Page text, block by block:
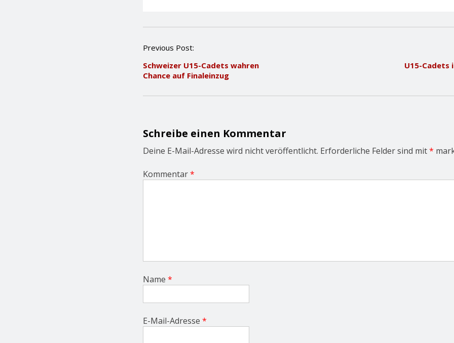
P
s
t
a
g
a
t
n
Previous Post:
Schweizer U15-Cadets wahren
Chance auf Finaleinzug
U15-Cadets
Schreibe einen Kommentar
Deine E-Mail-Adresse wird nicht veröffentlicht. Erforderliche Felder sind mit*
Kommentar*
Name *
E-Mail-Adresse *